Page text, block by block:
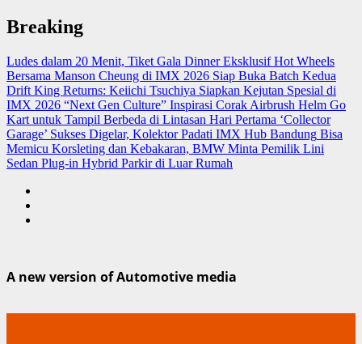
Skip
to
Breaking
Ludes dalam 20 Menit, Tiket Gala Dinner Eksklusif Hot Wheels
Bersama Manson Cheung di IMX 2026 Siap Buka Batch Kedua
Drift King Returns: Keiichi Tsuchiya Siapkan Kejutan Spesial di
IMX 2026 “Next Gen Culture” Inspirasi Corak Airbrush Helm Go
Kart untuk Tampil Berbeda di Lintasan Hari Pertama ‘Collector
Garage’ Sukses Digelar, Kolektor Padati IMX Hub Bandung Bisa
Memicu Korsleting dan Kebakaran, BMW Minta Pemilik Lini
Sedan Plug-in Hybrid Parkir di Luar Rumah
A new version of Automotive media